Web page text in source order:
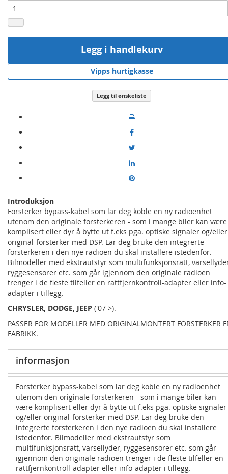
Legg i handlekurv
Vipps hurtigkasse
Legg til ønskeliste
Introduksjon
Forsterker bypass-kabel som lar deg koble en ny radioenhet
utenom den originale forsterkeren - som i mange biler kan være
komplisert eller dyr å bytte ut f.eks pga. optiske signaler og/eller
original-forsterker med DSP. Lar deg bruke den integrerte
forsterkeren i den nye radioen du skal installere istedenfor.
Bilmodeller med ekstrautstyr som multifunksjonsratt,
ryggesensorer etc. som går igjennom den originale radioen
trenger i de fleste tilfeller en rattfjernkontroll-adapter eller info-
adapter i tillegg.
CHRYSLER, DODGE, JEEP ('07 >).
PASSER FOR MODELLER MED ORIGINALMONTERT FORSTERKER
FABRIKK.
informasjon
Forsterker bypass-kabel som lar deg koble en ny radioenhet
utenom den originale forsterkeren - som i mange biler kan
være komplisert eller dyr å bytte ut f.eks pga. optiske signaler
og/eller original-forsterker med DSP. Lar deg bruke den
integrerte forsterkeren i den nye radioen du skal installere
istedenfor. Bilmodeller med ekstrautstyr som
multifunksjonsratt, varsellyder, ryggesensorer etc. som går
igjennom den originale radioen trenger i de fleste tilfeller en
rattfjernkontroll-adapter eller info-adapter i tillegg.